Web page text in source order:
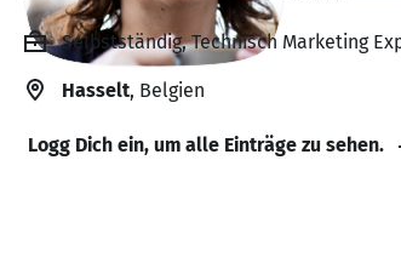
Selbstständig, Technisch Marketing
Hasselt, Belgien
Logg Dich ein, um alle Einträge zu sehen.